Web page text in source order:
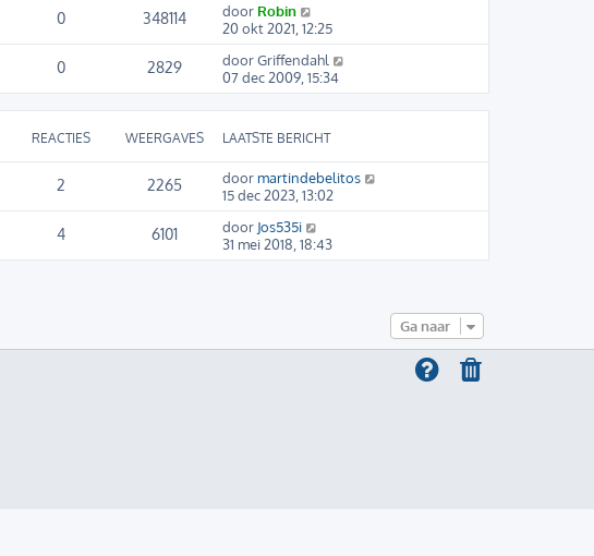
0 348114 door Robin
20 okt 2021, 12:25
0 2829 doorGriffendahl
07 dec 2009, 15:34
REACTIES WEERGAVES LAATSTE BERICHT
2 2265 door martindebelitos
15 dec 2023, 13:02
4 6101 door Jos535i
31 mei 2018, 18:43
Ga naar